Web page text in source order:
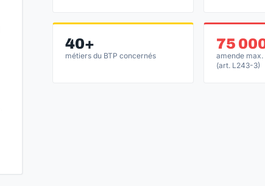
40+
métiers du BTP concernés
75
amende
(art. L243-3)